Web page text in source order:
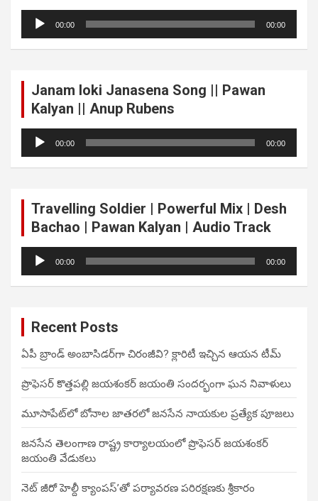
Audio
Player
00:00 00:00
Janam loki Janasena Song || Pawan
Kalyan || Anup Rubens
Audio
Player
00:00 00:00
Travelling Soldier | Powerful Mix | Desh
Bachao | Pawan Kalyan | Audio Track
Audio
Player
00:00 00:00
Recent Posts
ఏపీ బ్రాండ్ అంబాసిడర్‌గా చిరంజీవి? క్లారిటీ ఇచ్చిన ఆయన టీమ్
ప్రొఫెసర్ కొత్తపల్లి జయశంకర్ జయంతి సందర్భంగా ఘన నివాళులు
మూసాపేట్‌లో బోనాల జాతరలో జనసేన నాయకుల ప్రత్యేక పూజలు
జనసేన తెలంగాణ రాష్ట్ర కార్యాలయంలో ప్రొఫెసర్ జయశంకర్
జయంతి వేడుకలు
నెట్ జీరో హెల్దీ క్యాంపస్’తో పర్యావరణ పరిరక్షణకు శ్రీకారం